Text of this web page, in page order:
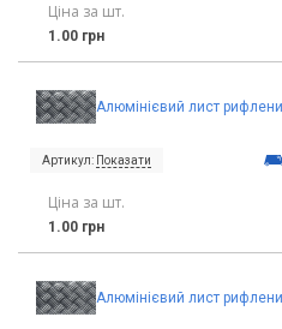
Ціна за шт.
1.00 грн
Алюмінієвий лист
Артикул: Показати
Ціна за шт.
1.00 грн
Алюмінієвий лист